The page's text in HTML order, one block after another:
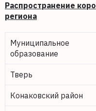
Распространение
региона
Муниципальное
образование
Тверь
Конаковский район